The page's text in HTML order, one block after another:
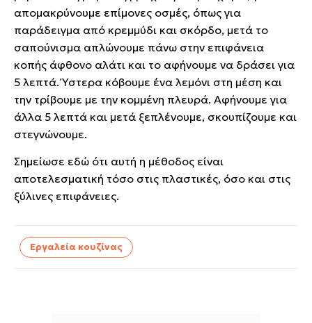
απομακρύνουμε επίμονες οσμές, όπως για
παράδειγμα από κρεμμύδι και σκόρδο, μετά το
σαπούνισμα απλώνουμε πάνω στην επιφάνεια
κοπής άφθονο αλάτι και το αφήνουμε να δράσει για
5 λεπτά. Ύστερα κόβουμε ένα λεμόνι στη μέση και
την τρίβουμε με την κομμένη πλευρά. Αφήνουμε για
άλλα 5 λεπτά και μετά ξεπλένουμε, σκουπίζουμε και
στεγνώνουμε.
Σημείωσε εδώ ότι αυτή η μέθοδος είναι
αποτελεσματική τόσο στις πλαστικές, όσο και στις
ξύλινες επιφάνειες.
Εργαλεία κουζίνας